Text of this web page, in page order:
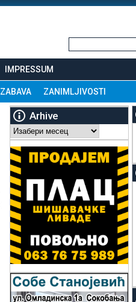
IMPRESSUM
ZABAVA ZANIMLJIVOSTI
Arhive
Arhive